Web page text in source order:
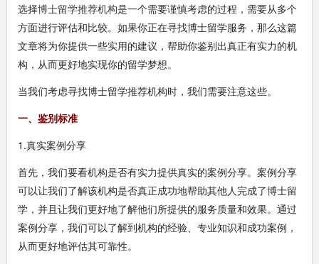
选择博士留学推荐机构是一个需要谨慎考虑的过程，需要从多个
方面进行评估和比较。如果你正在寻找博士留学服务，那么这篇
文章将为你提供一些实用的建议，帮助你鉴别出真正有实力的机
构，从而更好地实现你的留学梦想。
当我们考虑寻找博士留学推荐机构时，我们需要注意这些。
一、鉴别标准
1.真实案例分享
首先，我们要看机构是否有实力提供真实的案例分享。案例分享
可以让我们了解该机构是否真正成功地帮助其他人完成了博士留
学，并且让我们更好地了解他们所提供的服务质量和效果。通过
案例分享，我们可以了解到机构的经验、专业知识和成功案例，
从而更好地评估其可靠性。